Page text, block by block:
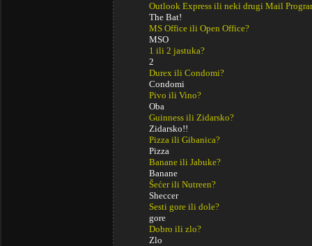
Outlook Express ili neki drugi Mail
The Bat!
MS Office ili Open Office?
MSO
1 ili 2 jastuka?
2
Durex ili Condomi?
Condomi
Pivo ili Vino?
Oba
Guinness ili Zidarsko?
Zidarsko!!
Pizza ili Gibanica?
Pizza
Banane ili Jabuke?
Banane
Šećer ili Nutreen?
Sheccer
Sesti gore ili dole?
gore
Dobro ili zlo?
Zlo